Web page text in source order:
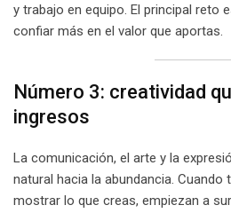
y trabajo en equipo. El principal reto
confiar más en el valor que aportas.
Número 3: creatividad
ingresos
La comunicación, el arte y la
natural hacia la abundancia.
mostrar lo que creas, empiezan a